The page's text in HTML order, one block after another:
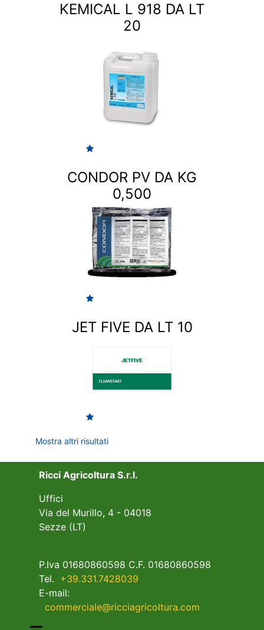
KEMICAL L 918 DA LT
20
CONDOR PV DA KG
0,500
JET FIVE DA LT 10
Mostra altri risultati
Ricci Agricoltura S.r.l.
Uffici
Via del Murillo, 4 - 04018
Sezze (LT)
P.Iva 01680860598 C.F. 01680860598
Tel. +39.331.7428039
E-mail:
commerciale@ricciagricoltura.com